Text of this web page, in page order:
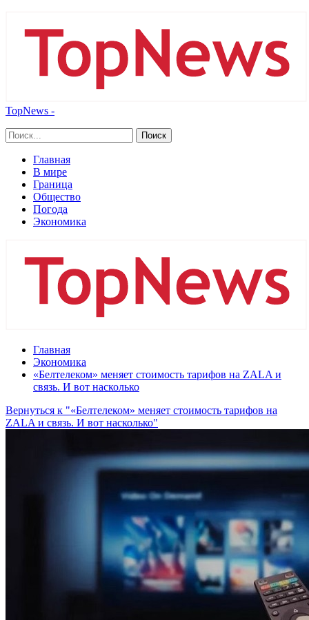
TopNews -
Главная
В мире
Граница
Общество
Погода
Экономика
Главная
Экономика
«Белтелеком» меняет стоимость тарифов на ZALA и
связь. И вот насколько
Вернуться к "«Белтелеком» меняет стоимость тарифов на
ZALA и связь. И вот насколько"